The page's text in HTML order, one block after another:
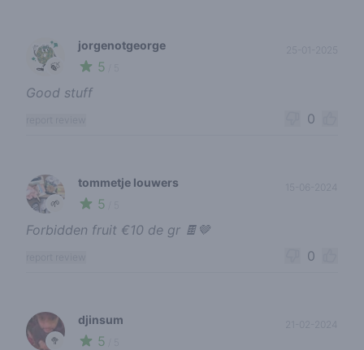
🍃
jorgenotgeorge
5
Good stuff
0
🌱
tommetje louwers
5
Forbidden fruit €10 de gr 🍫🤎
0
🥦
djinsum
5